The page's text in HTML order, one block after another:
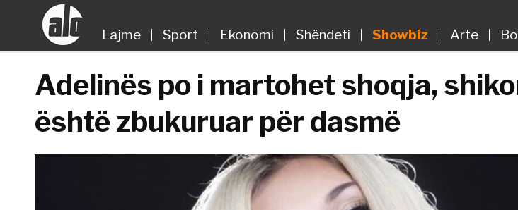
Lajme Sport Ekonomi Shëndeti Showbiz Arte
Adelinës po i martohet shoqja,
është zbukuruar për dasmë